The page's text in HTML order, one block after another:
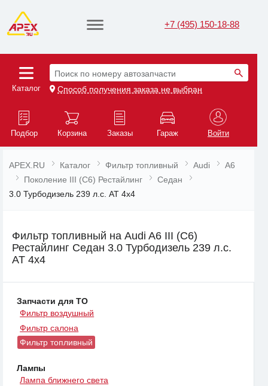
+7 (495) 150-18-88
Каталог
Поиск по номеру автозапчасти
Способ получения заказа не выбран
Подбор Корзина Заказы Гараж Войти
APEX.RU Каталог Фильтр топливный Audi
A6
Поколение III (C6) Рестайлинг
Седан
3.0 Турбодизель 239 л.с. AT 4x4
Фильтр топливный на Audi A6 III (C6)
Рестайлинг Седан 3.0 Турбодизель 239 л.с.
AT 4x4
Запчасти для ТО
Фильтр воздушный
Фильтр салона
Фильтр топливный
Лампы
Лампа ближнего света